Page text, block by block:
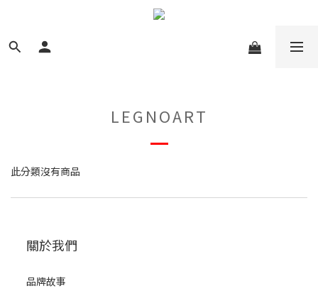
LEGNOART
此分類沒有商品
關於我們
品牌故事